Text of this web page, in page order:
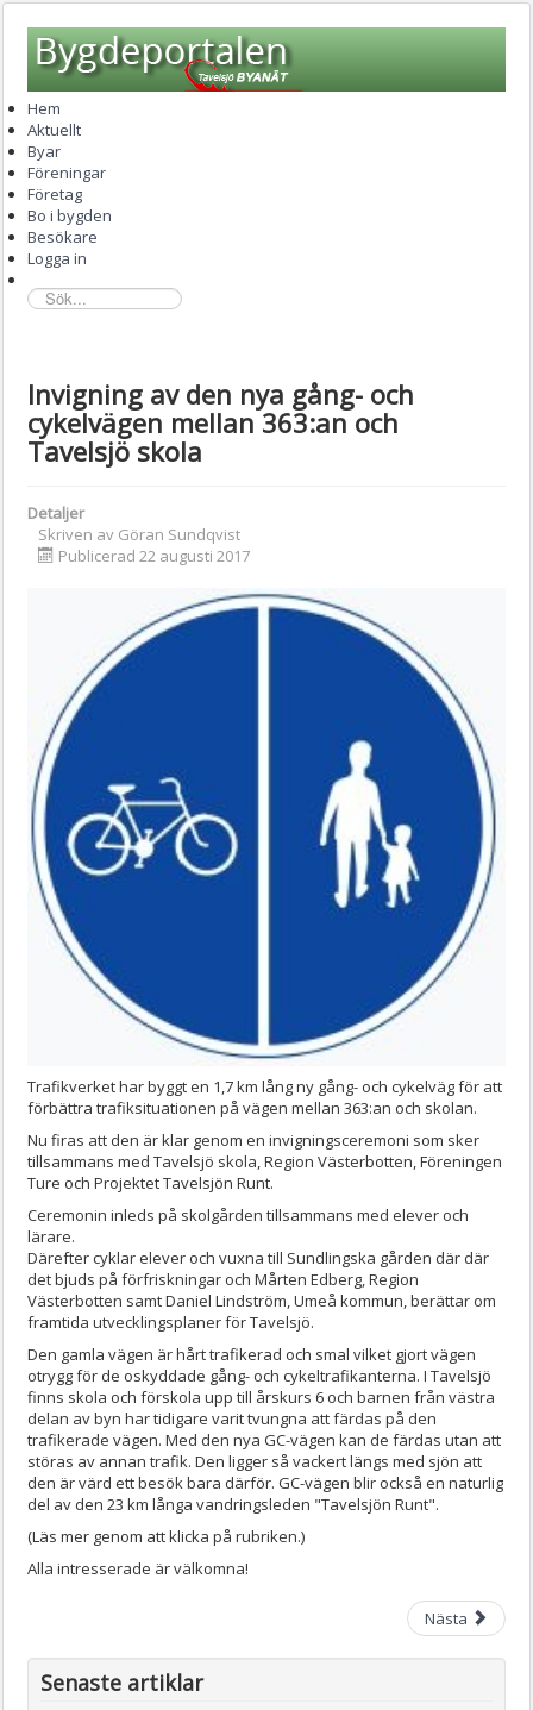
Hem
Aktuellt
Byar
Föreningar
Företag
Bo i bygden
Besökare
Logga in
sök...
Invigning av den nya gång- och
cykelvägen mellan 363:an och
Tavelsjö skola
Detaljer
Skriven av Göran Sundqvist
Publicerad 22 augusti 2017
Trafikverket har byggt en 1,7 km lång ny gång- och cykelväg för att
förbättra trafiksituationen på vägen mellan 363:an och skolan.
Nu firas att den är klar genom en invigningsceremoni som sker
tillsammans med Tavelsjö skola, Region Västerbotten, Föreningen
Ture och Projektet Tavelsjön Runt.
Ceremonin inleds på skolgården tillsammans med elever och
lärare.
Därefter cyklar elever och vuxna till Sundlingska gården där där
det bjuds på förfriskningar och Mårten Edberg, Region
Västerbotten samt Daniel Lindström, Umeå kommun, berättar om
framtida utvecklingsplaner för Tavelsjö.
Den gamla vägen är hårt trafikerad och smal vilket gjort vägen
otrygg för de oskyddade gång- och cykeltrafikanterna. I Tavelsjö
finns skola och förskola upp till årskurs 6 och barnen från västra
delan av byn har tidigare varit tvungna att färdas på den
trafikerade vägen. Med den nya GC-vägen kan de färdas utan att
störas av annan trafik. Den ligger så vackert längs med sjön att
den är värd ett besök bara därför. GC-vägen blir också en naturlig
del av den 23 km långa vandringsleden "Tavelsjön Runt".
(Läs mer genom att klicka på rubriken.)
Alla intresserade är välkomna!
Nästa
Senaste artiklar